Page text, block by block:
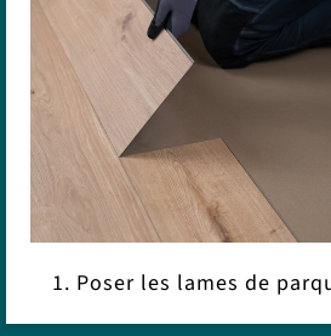
1. Poser les lames de